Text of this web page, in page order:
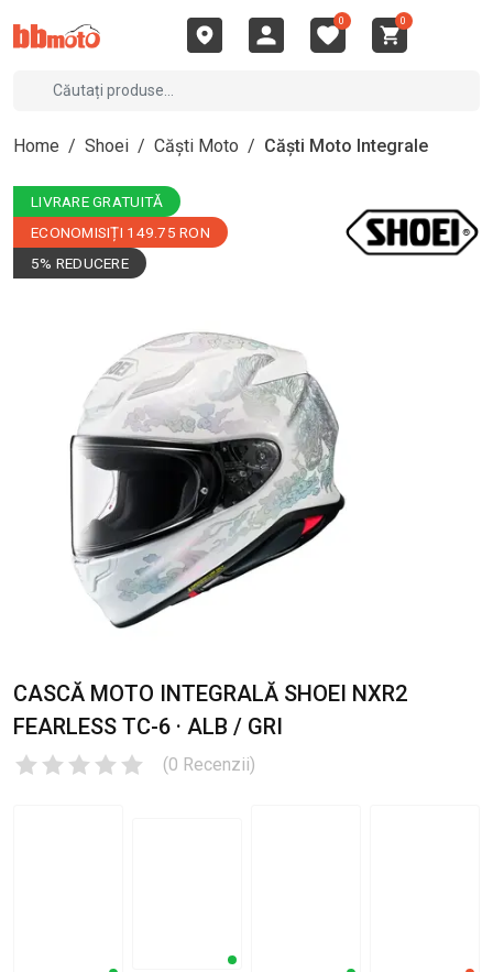
0 0
Home / Shoei / Căști Moto / Căști Moto Integrale
LIVRARE GRATUITĂ
ECONOMISIȚI 149.75 RON
5% REDUCERE
CASCĂ MOTO INTEGRALĂ SHOEI NXR2
FEARLESS TC-6 · ALB / GRI
(0 Recenzii)